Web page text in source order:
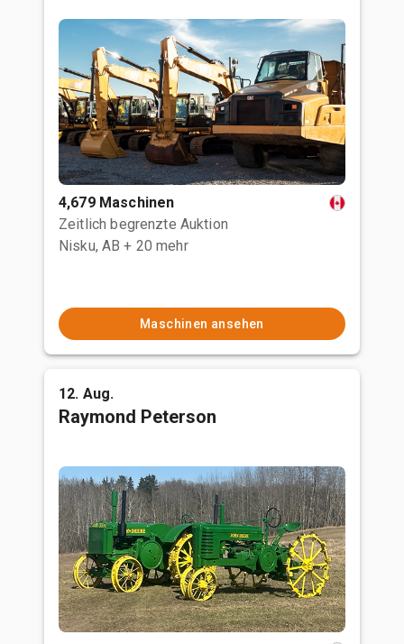
4,679 Maschinen
Zeitlich begrenzte Auktion
Nisku, AB + 20 mehr
Maschinen ansehen
12. Aug.
Raymond Peterson